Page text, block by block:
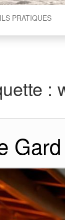
PRATIQUES
: